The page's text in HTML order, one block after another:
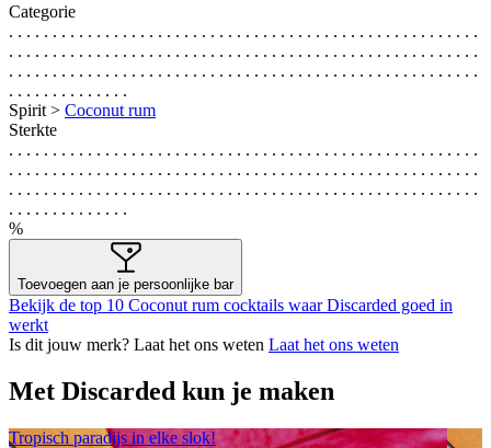
Categorie
. . . . . . . . . . . . . . . . . . . . . . . . . . . . . . . . . . . . . . . . . . . . . . . . . . . . . .
. . . . . . . . . . . . . . . . . . . . . . . . . . . . . . . . . . . . . . . . . . . . . . . . . . . . . .
. . . . . . . . . . . . . . . . . . . . . . . . . . . . . . . . . . . . . . . . . . . . . . . . . . . . . .
. . . . . . . . . . . . . .
Spirit > Coconut rum
Sterkte
. . . . . . . . . . . . . . . . . . . . . . . . . . . . . . . . . . . . . . . . . . . . . . . . . . . . . .
. . . . . . . . . . . . . . . . . . . . . . . . . . . . . . . . . . . . . . . . . . . . . . . . . . . . . .
. . . . . . . . . . . . . . . . . . . . . . . . . . . . . . . . . . . . . . . . . . . . . . . . . . . . . .
. . . . . . . . . . . . . .
%
Toevoegen aan je persoonlijke bar
Bekijk de top 10 Coconut rum cocktails waar Discarded goed in
werkt
Is dit jouw merk? Laat het ons weten Laat het ons weten
Met Discarded kun je maken
Tropisch paradijs in elke slok!